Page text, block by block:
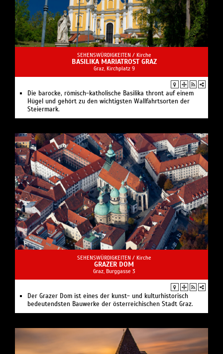
SEHENSWÜRDIGKEITEN / Kirche
BASILIKA MARIATROST GRAZ
Graz, Kirchplatz 9
Die barocke, römisch-katholische Basilika thront auf einem
Hügel und gehört zu den wichtigsten Wallfahrtsorten der
Steiermark.
SEHENSWÜRDIGKEITEN / Kirche
GRAZER DOM
Graz, Burggasse 3
Der Grazer Dom ist eines der kunst- und kulturhistorisch
bedeutendsten Bauwerke der österreichischen Stadt Graz.